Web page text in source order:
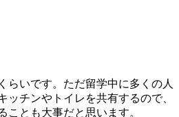
らいです。ただ留学中に多くの人
チンやトイレを共有するので、
とも大事だと思います。